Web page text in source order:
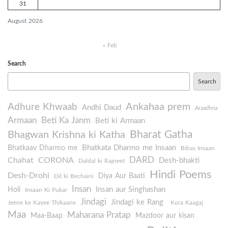
August 2026
31
« Feb
Search
Search
Adhure Khwaab Andhi Daud Ankahaa prem Araadhna
Armaan Beti Ka Janm Beti ki Armaan
Bhagwan Krishna ki Katha Bharat Gatha
Bhatkaav Dharmo me Bhatkata Dharmo me Insaan Bibas Insaan
Chahat CORONA Daldal ki Rajneet DARD Desh-bhakti
Desh-Drohi Dil ki Bechaini Diya Aur Baati Hindi Poems
Holi Insaan Ki Pukar Insan Insan aur Singhashan
Jeene ke Kayee Thikaane Jindagi Jindagi ke Rang Kora Kaagaj
Maa Maa-Baap Maharana Pratap Mazdoor aur kisan